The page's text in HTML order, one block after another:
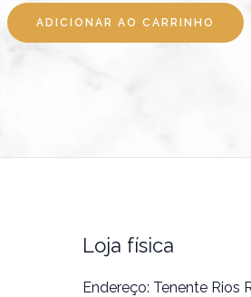
ADICIONAR AO CARRINHO
Loja física
Endereço: Tenente Rios